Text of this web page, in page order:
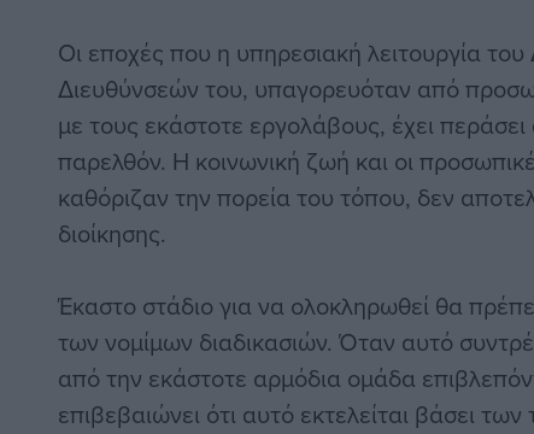
Οι εποχές που η υπηρεσιακή λειτουργία
Διευθύνσεών του, υπαγορευόταν από
με τους εκάστοτε εργολάβους, έχει περάσει
παρελθόν. Η κοινωνική ζωή και οι
καθόριζαν την πορεία του τόπου, δεν
διοίκησης.
Έκαστο στάδιο για να ολοκληρωθεί θα
των νομίμων διαδικασιών. Όταν αυτό
από την εκάστοτε αρμόδια ομάδα
επιβεβαιώνει ότι αυτό εκτελείται βάσει